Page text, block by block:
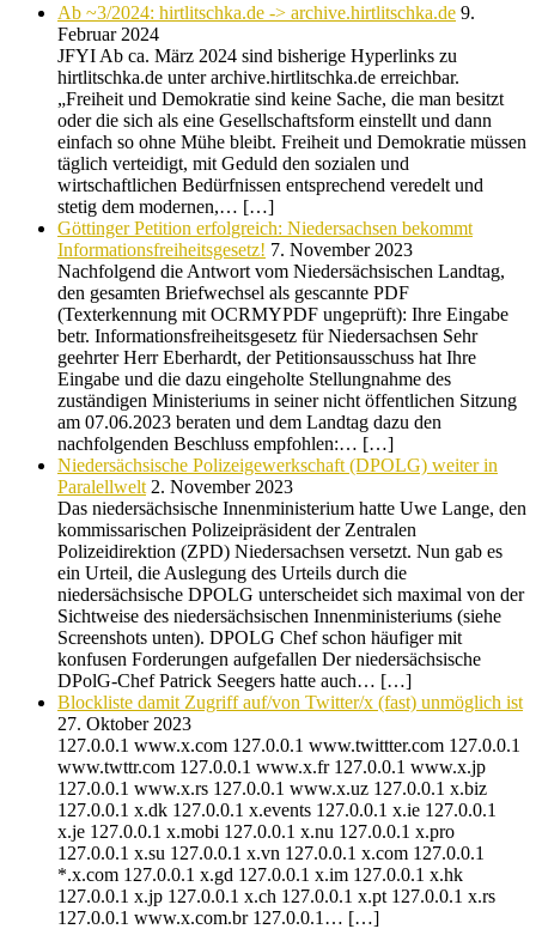
Ab ~3/2024: hirtlitschka.de -> archive.hirtlitschka.de 9.
Februar 2024
JFYI Ab ca. März 2024 sind bisherige Hyperlinks zu
hirtlitschka.de unter archive.hirtlitschka.de erreichbar.
„Freiheit und Demokratie sind keine Sache, die man besitzt
oder die sich als eine Gesellschaftsform einstellt und dann
einfach so ohne Mühe bleibt. Freiheit und Demokratie müssen
täglich verteidigt, mit Geduld den sozialen und
wirtschaftlichen Bedürfnissen entsprechend veredelt und
stetig dem modernen,… […]
Göttinger Petition erfolgreich: Niedersachsen bekommt
Informationsfreiheitsgesetz! 7. November 2023
Nachfolgend die Antwort vom Niedersächsischen Landtag,
den gesamten Briefwechsel als gescannte PDF
(Texterkennung mit OCRMYPDF ungeprüft): Ihre Eingabe
betr. Informationsfreiheitsgesetz für Niedersachsen Sehr
geehrter Herr Eberhardt, der Petitionsausschuss hat Ihre
Eingabe und die dazu eingeholte Stellungnahme des
zuständigen Ministeriums in seiner nicht öffentlichen Sitzung
am 07.06.2023 beraten und dem Landtag dazu den
nachfolgenden Beschluss empfohlen:… […]
Niedersächsische Polizeigewerkschaft (DPOLG) weiter in
Paralellwelt 2. November 2023
Das niedersächsische Innenministerium hatte Uwe Lange, den
kommissarischen Polizeipräsident der Zentralen
Polizeidirektion (ZPD) Niedersachsen versetzt. Nun gab es
ein Urteil, die Auslegung des Urteils durch die
niedersächsische DPOLG unterscheidet sich maximal von der
Sichtweise des niedersächsischen Innenministeriums (siehe
Screenshots unten). DPOLG Chef schon häufiger mit
konfusen Forderungen aufgefallen Der niedersächsische
DPolG-Chef Patrick Seegers hatte auch… […]
Blockliste damit Zugriff auf/von Twitter/x (fast) unmöglich ist
27. Oktober 2023
127.0.0.1 www.x.com 127.0.0.1 www.twittter.com 127.0.0.1
www.twttr.com 127.0.0.1 www.x.fr 127.0.0.1 www.x.jp
127.0.0.1 www.x.rs 127.0.0.1 www.x.uz 127.0.0.1 x.biz
127.0.0.1 x.dk 127.0.0.1 x.events 127.0.0.1 x.ie 127.0.0.1
x.je 127.0.0.1 x.mobi 127.0.0.1 x.nu 127.0.0.1 x.pro
127.0.0.1 x.su 127.0.0.1 x.vn 127.0.0.1 x.com 127.0.0.1
*.x.com 127.0.0.1 x.gd 127.0.0.1 x.im 127.0.0.1 x.hk
127.0.0.1 x.jp 127.0.0.1 x.ch 127.0.0.1 x.pt 127.0.0.1 x.rs
127.0.0.1 www.x.com.br 127.0.0.1… […]